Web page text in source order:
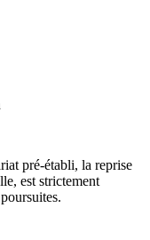
pré-établi, la reprise
est strictement